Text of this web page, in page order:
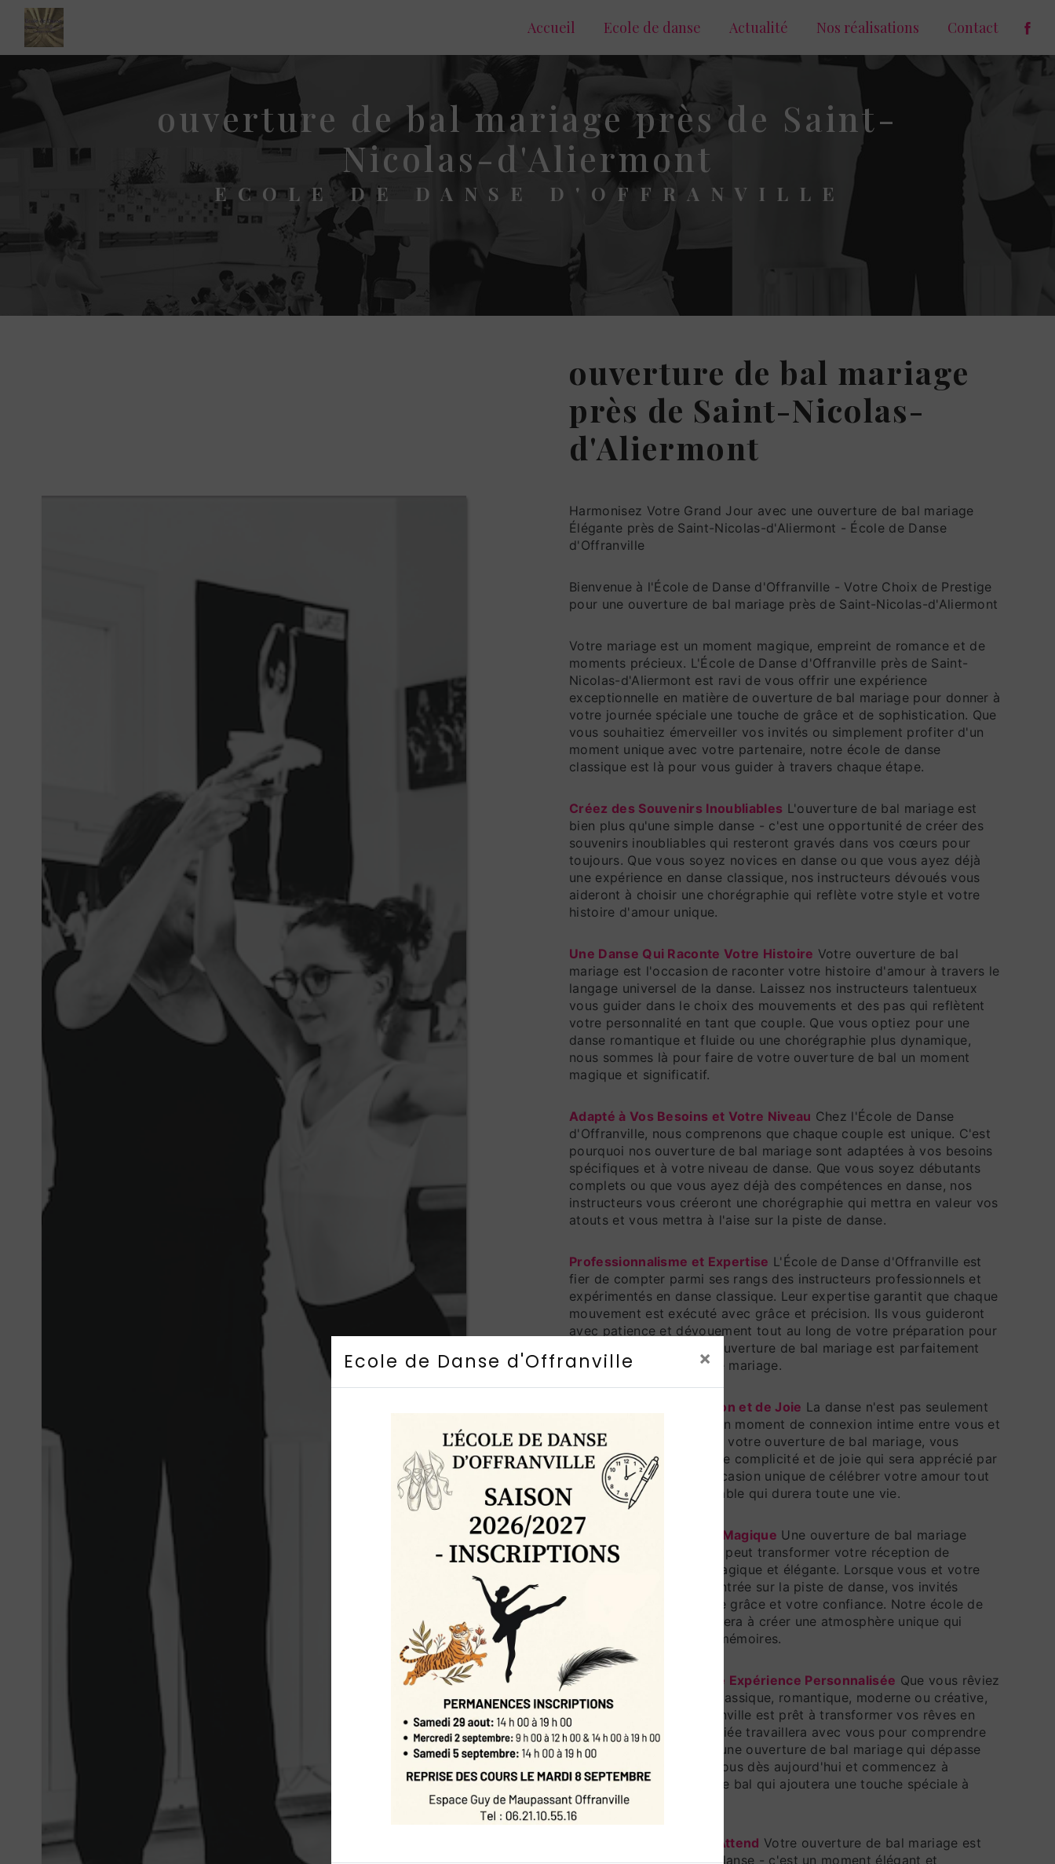
Ecole de Danse d'Offranville ×
Accueil Ecole de danse Actualité Nos réalisations Contact
ouverture de bal mariage près de Saint-
Nicolas-d'Aliermont
ECOLE DE DANSE D'OFFRANVILLE
ouverture de bal mariage
près de Saint-Nicolas-
d'Aliermont
Harmonisez Votre Grand Jour avec une ouverture de bal mariage
Élégante près de Saint-Nicolas-d'Aliermont - École de Danse
d'Offranville
Bienvenue à l'École de Danse d'Offranville - Votre Choix de Prestige
pour une ouverture de bal mariage près de Saint-Nicolas-d'Aliermont
Votre mariage est un moment magique, empreint de romance et de
moments précieux. L'École de Danse d'Offranville près de Saint-
Nicolas-d'Aliermont est ravi de vous offrir une expérience
exceptionnelle en matière de ouverture de bal mariage pour donner à
votre journée spéciale une touche de grâce et de sophistication. Que
vous souhaitiez émerveiller vos invités ou simplement profiter d'un
moment unique avec votre partenaire, notre école de danse
classique est là pour vous guider à travers chaque étape.
Créez des Souvenirs Inoubliables L'ouverture de bal mariage est
bien plus qu'une simple danse - c'est une opportunité de créer des
souvenirs inoubliables qui resteront gravés dans vos cœurs pour
toujours. Que vous soyez novices en danse ou que vous ayez déjà
une expérience en danse classique, nos instructeurs dévoués vous
aideront à choisir une chorégraphie qui reflète votre style et votre
histoire d'amour unique.
Une Danse Qui Raconte Votre Histoire Votre ouverture de bal
mariage est l'occasion de raconter votre histoire d'amour à travers le
langage universel de la danse. Laissez nos instructeurs talentueux
vous guider dans le choix des mouvements et des pas qui reflètent
votre personnalité en tant que couple. Que vous optiez pour une
danse romantique et fluide ou une chorégraphie plus dynamique,
nous sommes là pour faire de votre ouverture de bal un moment
magique et significatif.
Adapté à Vos Besoins et Votre Niveau Chez l'École de Danse
d'Offranville, nous comprenons que chaque couple est unique. C'est
pourquoi nos ouverture de bal mariage sont adaptées à vos besoins
spécifiques et à votre niveau de danse. Que vous soyez débutants
complets ou que vous ayez déjà des compétences en danse, nos
instructeurs vous créeront une chorégraphie qui mettra en valeur vos
atouts et vous mettra à l'aise sur la piste de danse.
Professionnalisme et Expertise L'École de Danse d'Offranville est
fier de compter parmi ses rangs des instructeurs professionnels et
expérimentés en danse classique. Leur expertise garantit que chaque
mouvement est exécuté avec grâce et précision. Ils vous guideront
avec patience et dévouement tout au long de votre préparation pour
vous assurer que votre ouverture de bal mariage est parfaitement
exécutée le jour de votre mariage.
Un Moment de Connexion et de Joie La danse n'est pas seulement
une performance, c'est un moment de connexion intime entre vous et
votre partenaire. Lors de votre ouverture de bal mariage, vous
partagerez un moment de complicité et de joie qui sera apprécié par
vos invités. C'est une occasion unique de célébrer votre amour tout
en créant un lien mémorable qui durera toute une vie.
Créez une Atmosphère Magique Une ouverture de bal mariage
soigneusement préparée peut transformer votre réception de
mariage en une soirée magique et élégante. Lorsque vous et votre
partenaire faites votre entrée sur la piste de danse, vos invités
seront captivés par votre grâce et votre confiance. Notre école de
danse classique vous aidera à créer une atmosphère unique qui
restera gravée dans les mémoires.
Inscrivez-vous pour une Expérience Personnalisée Que vous rêviez
d'une ouverture de bal classique, romantique, moderne ou créative,
l'École de Danse d'Offranville est prêt à transformer vos rêves en
réalité. Notre équipe dédiée travaillera avec vous pour comprendre
vos aspirations et créer une ouverture de bal mariage qui dépasse
vos attentes. Inscrivez-vous dès aujourd'hui et commencez à
planifier une ouverture de bal qui ajoutera une touche spéciale à
votre journée spéciale.
Votre Moment Élégant Attend Votre ouverture de bal mariage est
bien plus qu'une simple danse - c'est un moment élégant et
Panneau de gestion des cookies